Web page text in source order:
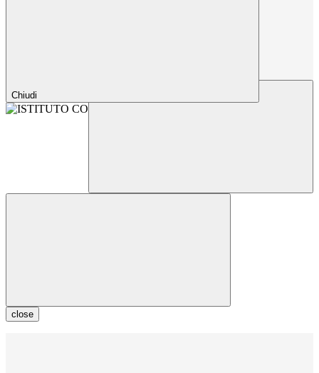
Chiudi
close